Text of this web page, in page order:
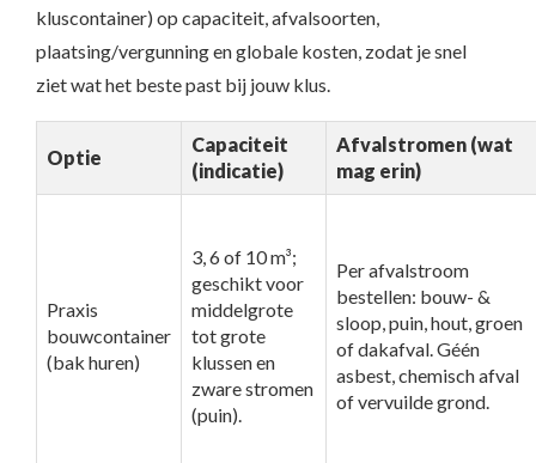
kluscontainer) op capaciteit, afvalsoorten,
plaatsing/vergunning en globale kosten, zodat je snel
ziet wat het beste past bij jouw klus.
Optie
Capaciteit
(indicatie)
Afvalstromen (wat
mag erin)
Praxis
bouwcontainer
(bak huren)
3, 6 of 10 m³;
geschikt voor
middelgrote
tot grote
klussen en
zware stromen
(puin).
Per afvalstroom
bestellen: bouw- &
sloop, puin, hout, groen
of dakafval. Géén
asbest, chemisch afval
of vervuilde grond.